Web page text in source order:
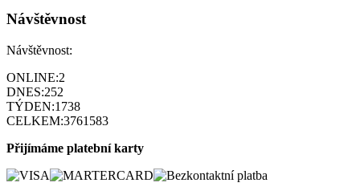
Návštěvnost
Návštěvnost:
ONLINE:2
DNES:252
TÝDEN:1738
CELKEM:3761583
Přijímáme platební karty